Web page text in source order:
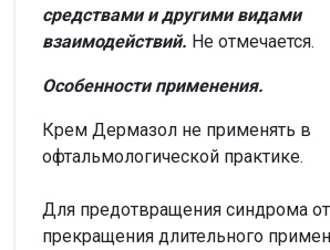
средствами и другими видами
взаимодействий. Не отмечается.
Особенности применения.
Крем Дермазол не применять в
офтальмологической практике.
Для предотвращения синдрома
прекращения длительного